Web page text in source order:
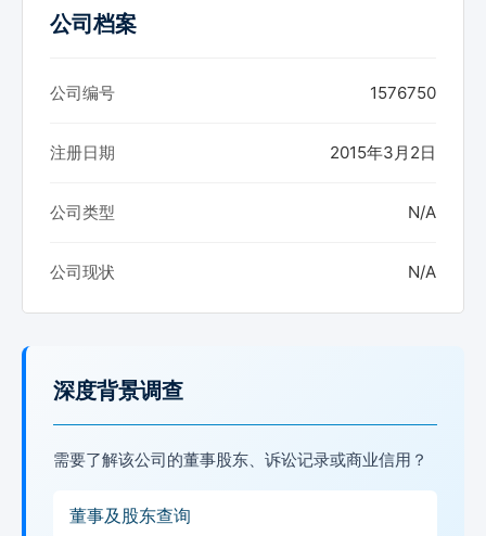
公司档案
公司编号 1576750
注册日期 2015年3月2日
公司类型 N/A
公司现状 N/A
深度背景调查
需要了解该公司的董事股东、诉讼记录或商业信用？
董事及股东查询